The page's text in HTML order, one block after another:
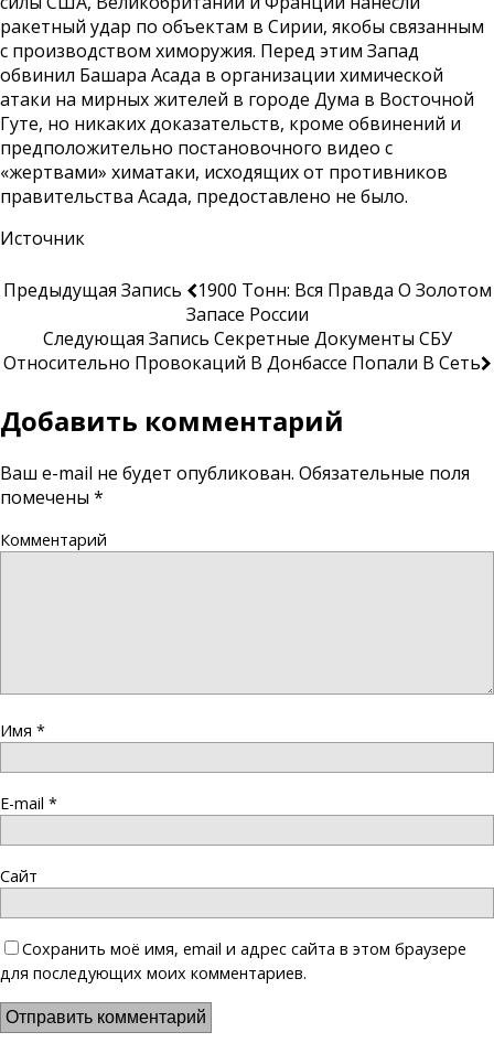
ракетный удар по объектам в Сирии, якобы связанным
с производством химоружия. Перед этим Запад
обвинил Башара Асада в организации химической
атаки на мирных жителей в городе Дума в Восточной
Гуте, но никаких доказательств, кроме обвинений и
предположительно постановочного видео с
«жертвами» химатаки, исходящих от противников
правительства Асада, предоставлено не было.
Источник
Предыдущая Запись
1900 Тонн: Вся Правда О Золотом
Запасе России
Следующая Запись Секретные Документы СБУ
Относительно Провокаций В Донбассе Попали В Сеть
Добавить комментарий
Ваш e-mail не будет опубликован. Обязательные поля
помечены *
Комментарий
Имя *
E-mail *
Сайт
Сохранить моё имя, email и адрес сайта в этом браузере
для последующих моих комментариев.